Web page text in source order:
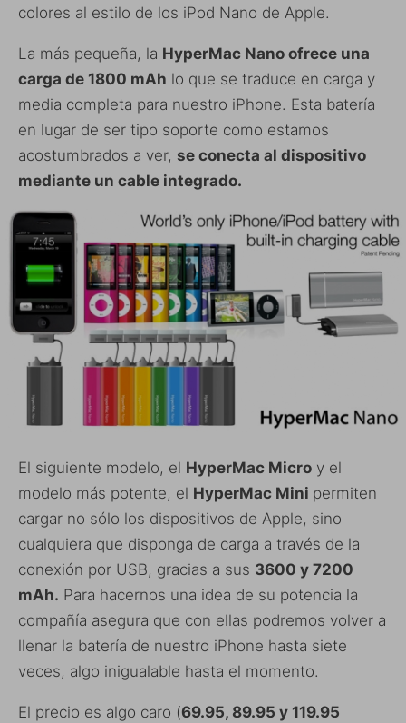
colores al estilo de los iPod Nano de Apple.
La más pequeña, la HyperMac Nano ofrece una
carga de 1800 mAh lo que se traduce en carga y
media completa para nuestro iPhone. Esta batería
en lugar de ser tipo soporte como estamos
acostumbrados a ver, se conecta al dispositivo
mediante un cable integrado.
El siguiente modelo, el HyperMac Micro y el
modelo más potente, el HyperMac Mini permiten
cargar no sólo los dispositivos de Apple, sino
cualquiera que disponga de carga a través de la
conexión por USB, gracias a sus 3600 y 7200
mAh. Para hacernos una idea de su potencia la
compañía asegura que con ellas podremos volver a
llenar la batería de nuestro iPhone hasta siete
veces, algo inigualable hasta el momento.
El precio es algo caro (69.95, 89.95 y 119.95